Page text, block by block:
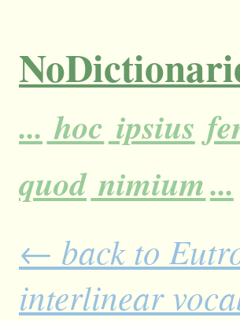
... hoc ipsius
quod nimium...
← back to
interlinear